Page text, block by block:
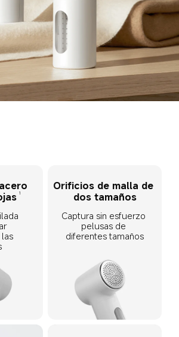
1
Orificios de malla de
dos tamaños
Captura sin esfuerzo
pelusas de
diferentes tamaños